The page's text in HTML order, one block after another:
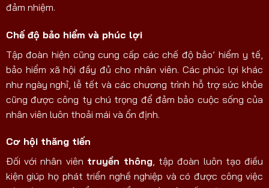
đảm nhiệm.
Chế độ bảo hiểm và phúc lợi
Tập đoàn hiện cũng cung cấp các chế độ bảo’ hiểm y tế,
bảo hiểm xã hội đầy đủ cho nhân viên. Các phúc lợi khác
như ngày nghỉ, lễ tết và các chương trình hỗ trợ sức khỏe
cũng được công ty chú trọng để đảm bảo cuộc sống của
nhân viên luôn thoải mái và ổn định.
Cơ hội thăng tiến
Đối với nhân viên truyền thông, tập đoàn luôn tạo điều
kiện giúp họ phát triển nghề nghiệp và có được công việc